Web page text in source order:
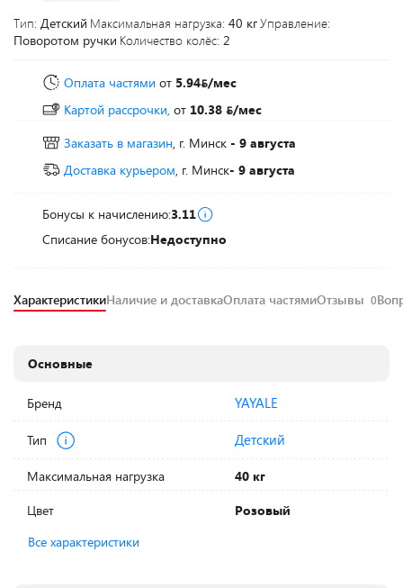
Тип: Детский Максимальная нагрузка: 40 кгУправление:
Поворотом ручки Количество колёс: 2
Оплата частями от 5.94 /мес
Картой рассрочки, от 10.38
/мес
Заказать в магазин, г. Минск - 9 августа
Доставка курьером, г. Минск- 9 августа
Бонусы к начислению:3.11
Списание бонусов:Недоступно
ХарактеристикиНаличие и доставкаОплата частямиОтзывы 0
Основные
Бренд YAYALE
Тип Детский
Максимальная нагрузка
40 кг
Цвет
Розовый
Все характеристики